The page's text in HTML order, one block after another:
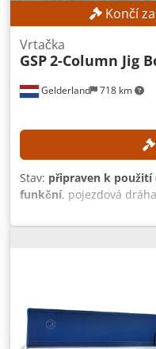
Končí za
Gelderland 718 km
Vrtačka
GSP2-Column Jig
Stav: připraven k použití
funkční, pojezdová
mm, počet os:3,
ose X: 2 500 mm
stolu: 2 200 mm Šířka
STROJE Chedpfx
os: 3